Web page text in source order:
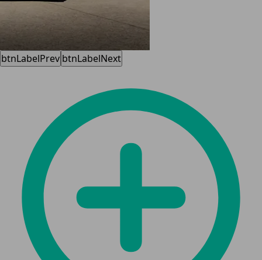
btnLabelPrev btnLabelNext